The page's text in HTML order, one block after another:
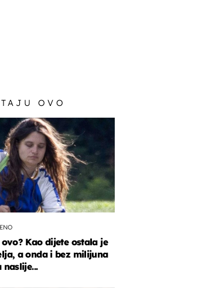
OVO
Kao dijete ostala je
a onda i bez milijuna